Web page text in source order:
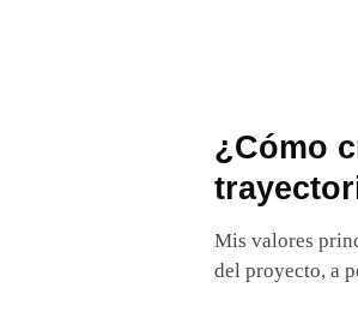
¿Cómo
Mis valores
del proyecto, a